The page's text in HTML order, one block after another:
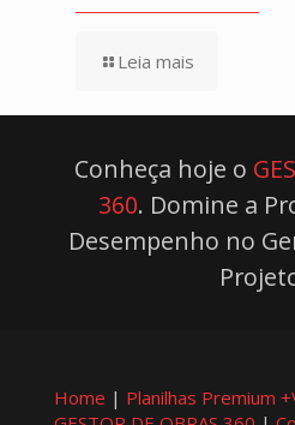
Leia mais
Conheça hoje o
360. Domine a
Desempenho no
Home | Planilhas Premium